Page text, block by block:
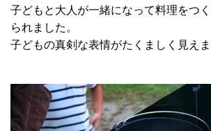
子どもと大人が一緒になって料理をつ
られました。
子どもの真剣な表情がたくましく見えま